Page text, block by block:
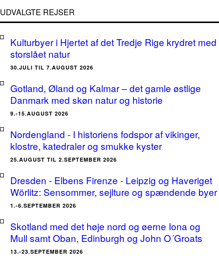
UDVALGTE REJSER
Kulturbyer i Hjertet af det Tredje Rige krydret med
storslået natur
30.JULI TIL 7.AUGUST 2026
Gotland, Øland og Kalmar – det gamle østlige
Danmark med skøn natur og historie
9.-15.AUGUST 2026
Nordengland - I historiens fodspor af vikinger,
klostre, katedraler og smukke kyster
25.AUGUST TIL 2.SEPTEMBER 2026
Dresden - Elbens Firenze - Leipzig og Haveriget
Wörlitz: Sensommer, sejlture og spændende byer
1.-6.SEPTEMBER 2026
Skotland med det høje nord og øerne Iona og
Mull samt Oban, Edinburgh og John O´Groats
13.-23.SEPTEMBER 2026